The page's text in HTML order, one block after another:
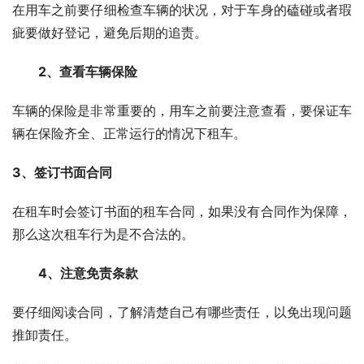
在用车之前要仔细检查车辆的状况，对于车身的磕碰或者瑕
疵要做好登记，避免后期的追责。
2、查看车辆保险
车辆的保险是非常重要的，用车之前要注意查看，要保证车
辆在保险齐全、正常运行的情况下租车。
3、签订书面合同
在租车时会签订书面的租车合同，如果没有合同作为保障，
那么这次租车行为是不合法的。
4、注意免责条款
要仔细阅读合同，了解清楚自己有哪些责任，以免出现问题
推卸责任。